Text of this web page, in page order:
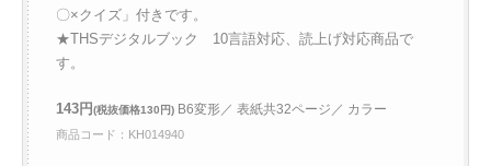
〇×クイズ」付きです。
★THSデジタルブック 10言語対応、読上げ対応商品で
す。
143円(税抜価格130円) B6変形／ 表紙共32ページ／ カラー
商品コード：KH014940